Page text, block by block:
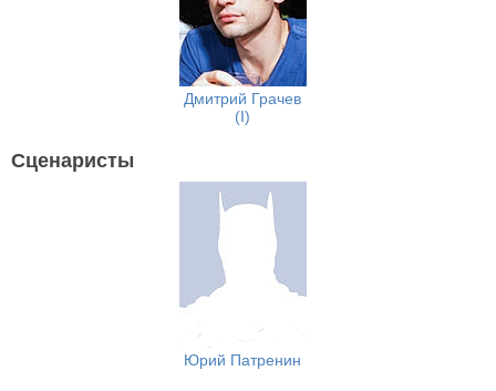
Дмитрий Грачев
(I)
Сценаристы
Юрий Патренин